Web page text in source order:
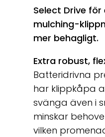
Select Drive
mulching-
mer behagligt.
Extra robust,
Batteridrivna
har klippkåpa
svänga även i
minskar
vilken